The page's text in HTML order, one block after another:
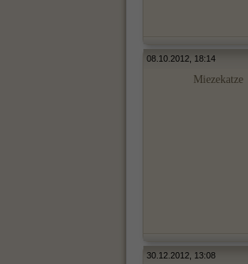
08.10.2012, 18:14
Miezekatze
30.12.2012, 13:08